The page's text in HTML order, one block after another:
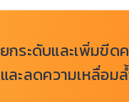
ระดับและเพิ่มขี
ลดความเหลื่อม